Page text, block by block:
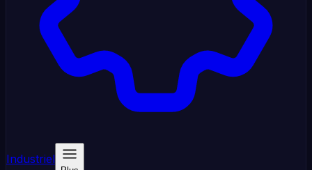
Industriel